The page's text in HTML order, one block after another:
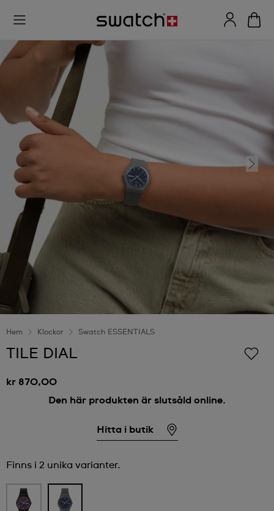
Hem Klockor Swatch ESSENTIALS
TILE DIAL
kr 870,00
Den här produkten är slutsåld online.
Hitta i butik
Finns i 2 unika varianter.